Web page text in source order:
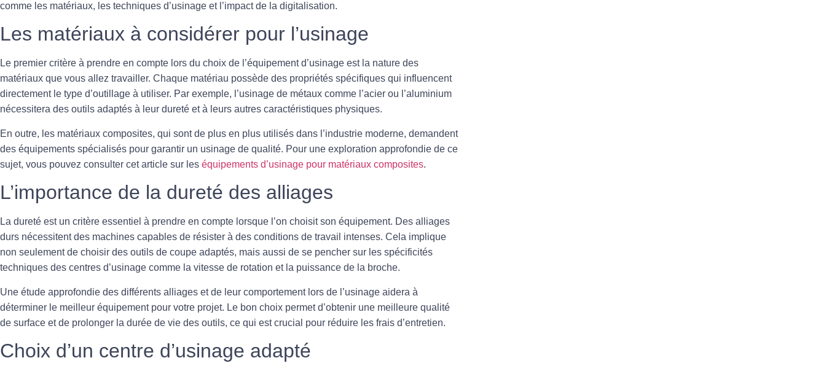
comme les matériaux, les techniques d’usinage et l’impact de la digitalisation.
Les matériaux à considérer pour l’usinage
Le premier critère à prendre en compte lors du choix de l’équipement d’usinage est la nature des
matériaux que vous allez travailler. Chaque matériau possède des propriétés spécifiques qui influencent
directement le type d’outillage à utiliser. Par exemple, l’usinage de métaux comme l’acier ou l’aluminium
nécessitera des outils adaptés à leur dureté et à leurs autres caractéristiques physiques.
En outre, les matériaux composites, qui sont de plus en plus utilisés dans l’industrie moderne, demandent
des équipements spécialisés pour garantir un usinage de qualité. Pour une exploration approfondie de ce
sujet, vous pouvez consulter cet article sur les équipements d’usinage pour matériaux composites.
L’importance de la dureté des alliages
La dureté est un critère essentiel à prendre en compte lorsque l’on choisit son équipement. Des alliages
durs nécessitent des machines capables de résister à des conditions de travail intenses. Cela implique
non seulement de choisir des outils de coupe adaptés, mais aussi de se pencher sur les spécificités
techniques des centres d’usinage comme la vitesse de rotation et la puissance de la broche.
Une étude approfondie des différents alliages et de leur comportement lors de l’usinage aidera à
déterminer le meilleur équipement pour votre projet. Le bon choix permet d’obtenir une meilleure qualité
de surface et de prolonger la durée de vie des outils, ce qui est crucial pour réduire les frais d’entretien.
Choix d’un centre d’usinage adapté